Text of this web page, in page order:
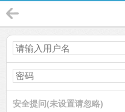
安全提问(未设置请忽略)